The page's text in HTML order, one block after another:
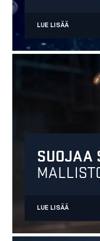
LUE LISÄÄ
SUOJAA
LUE LISÄÄ